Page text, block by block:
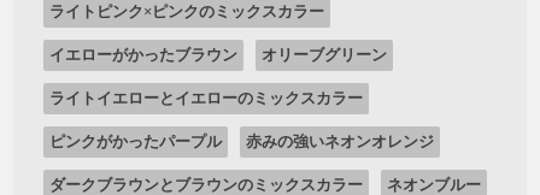
ライトピンク×ピンクのミックスカラー
イエローがかったブラウン オリーブグリーン
ライトイエローとイエローのミックスカラー
ピンクがかったパープル 赤みの強いネオンオレンジ
ダークブラウンとブラウンのミックスカラー ネオンブルー